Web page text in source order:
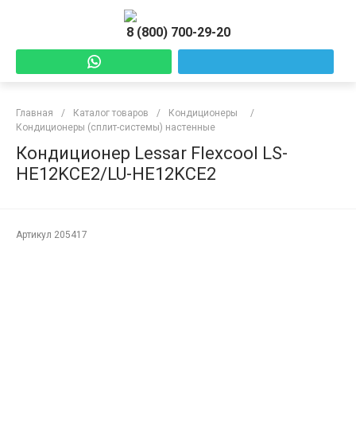
8 (800) 700-29-20
Главная / Каталог товаров / Кондиционеры
/
Кондиционеры (сплит-системы) настенные
Кондиционер Lessar Flexcool LS-
HE12KCE2/LU-HE12KCE2
Артикул 205417